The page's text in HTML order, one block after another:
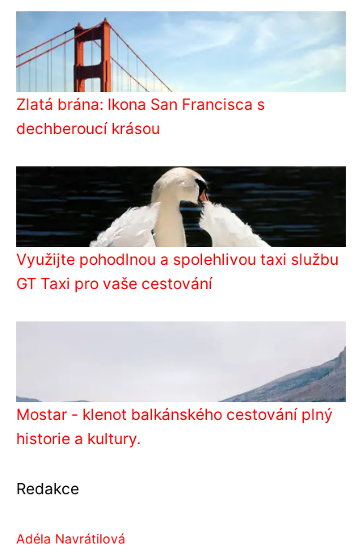
Zlatá brána: Ikona San Francisca s
dechberoucí krásou
Využijte pohodlnou a spolehlivou taxi službu
GT Taxi pro vaše cestování
Mostar - klenot balkánského cestování plný
historie a kultury.
Redakce
Adéla Navrátilová